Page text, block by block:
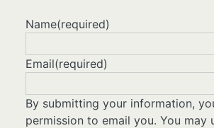
Name(required)
Email(required)
By submitting your information,
permission to email you. You may